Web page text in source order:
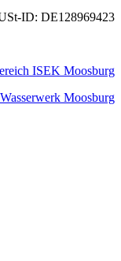
ID: DE128969423
ISEK Moosburg
Moosburg